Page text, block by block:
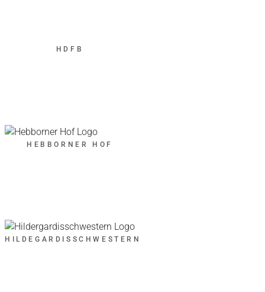
HDFB
HEBBORNER HOF
HILDEGARDISSCHWESTERN